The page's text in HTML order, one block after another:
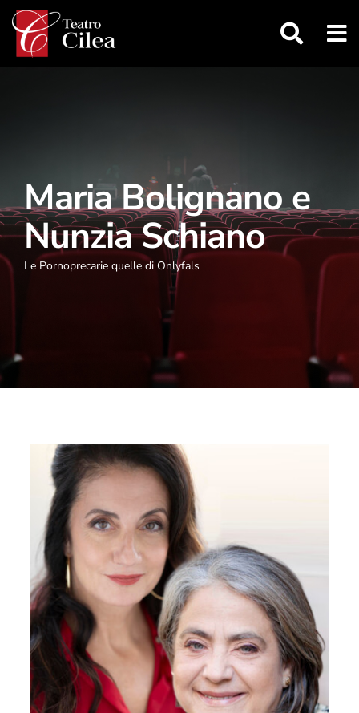
Salta
contenuto
Maria Bolignano e
Nunzia Schiano
Le Pornoprecarie quelle di Onlyfals